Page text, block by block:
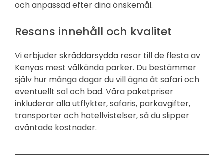
och anpassad efter dina önskemål.
Resans innehåll och kvalitet
Vi erbjuder skräddarsydda resor till de flesta av
Kenyas mest välkända parker. Du bestämmer
själv hur många dagar du vill ägna åt safari och
eventuellt sol och bad. Våra paketpriser
inkluderar alla utflykter, safaris, parkavgifter,
transporter och hotellvistelser, så du slipper
oväntade kostnader.